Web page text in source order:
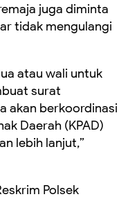
juga diminta
tidak mengulangi
atau wali untuk
surat
akan berkoordinasi
Daerah (KPAD)
lebih lanjut,”
Polsek